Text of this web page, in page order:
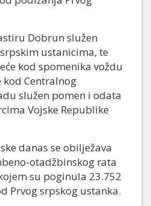
Dobrun služen
ustanicima, te
kod spomenika voždu
kod Centralnog
služen pomen i odata
Vojske Republike
danas se obilježava
otadžbinskog rata
su poginula 23.752
Prvog srpskog ustanka.